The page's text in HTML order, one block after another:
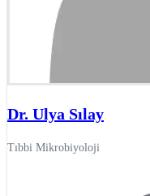
Dr. Ulya Sılay
Tıbbi Mikrobiyoloji